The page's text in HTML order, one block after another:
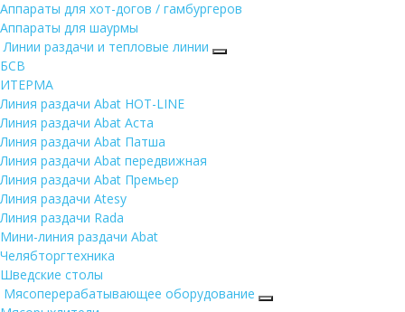
Аппараты для хот-догов / гамбургеров
Аппараты для шаурмы
Линии раздачи и тепловые линии
БСВ
ИТЕРМА
Линия раздачи Abat HOT-LINE
Линия раздачи Abat Аста
Линия раздачи Abat Патша
Линия раздачи Abat передвижная
Линия раздачи Abat Премьер
Линия раздачи Atesy
Линия раздачи Rada
Мини-линия раздачи Abat
Челябторгтехника
Шведские столы
Мясоперерабатывающее оборудование